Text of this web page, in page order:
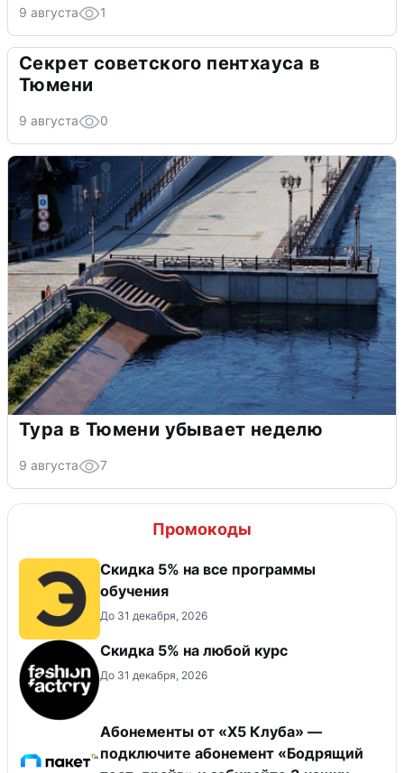
9 августа 1
Секрет советского пентхауса в
Тюмени
9 августа 0
Тура в Тюмени убывает неделю
9 августа 7
Промокоды
Скидка 5% на все программы
обучения
До 31 декабря, 2026
Скидка 5% на любой курс
До 31 декабря, 2026
Абонементы от «Х5 Клуба» —
подключите абонемент «Бодрящий